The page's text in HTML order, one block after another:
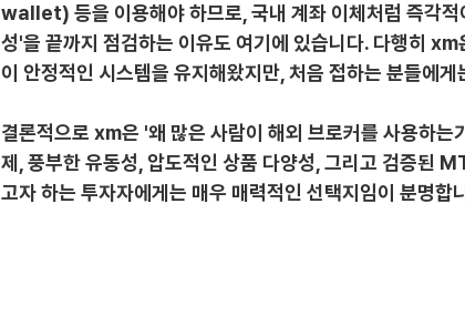
wallet) 등을 이용해야 하므로, 국내 계좌 이체처럼 즉각적
성'을 끝까지 점검하는 이유도 여기에 있습니다. 다행히
이 안정적인 시스템을 유지해왔지만, 처음 접하는 분들에
결론적으로 xm은 '왜 많은 사람이 해외 브로커를 사용하는
제, 풍부한 유동성, 압도적인 상품 다양성, 그리고 검증된
고자 하는 투자자에게는 매우 매력적인 선택지임이 분명합